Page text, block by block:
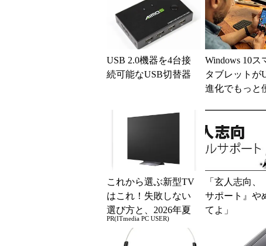
USB 2.0機器を4台接
続可能なUSB切替器
Windows 10ス
タブレットが
進化でもっと
これから選ぶ新型TV
はこれ！失敗しない
選び方と、2026年夏
の一押しモデル
PR(ITmedia PC USER)
「玄人志向、
サポート』や
てよ」